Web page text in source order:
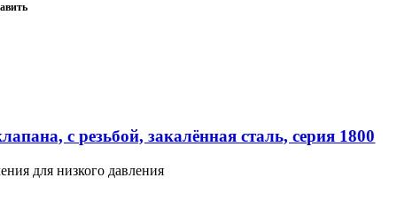
с резьбой, закалённая сталь, серия 1800
для низкого давления